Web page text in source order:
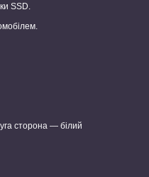
SSD.
сторона — білий